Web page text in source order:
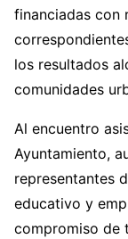
financiadas con
los resultados
comunidades
Al encuentro
Ayuntamiento,
representantes
educativo y
compromiso de